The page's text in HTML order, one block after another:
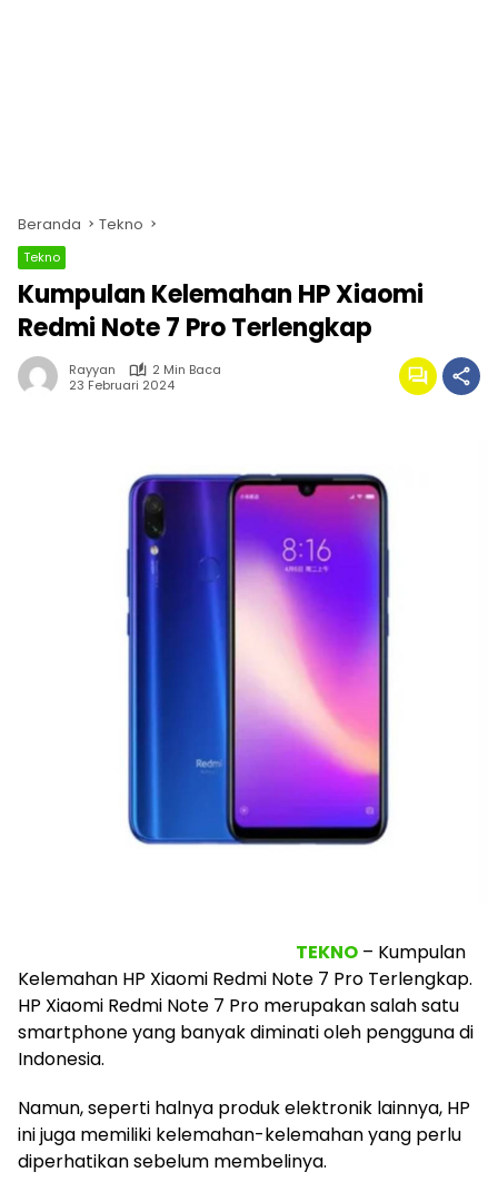
Beranda Tekno
Tekno
Kumpulan Kelemahan HP Xiaomi
Redmi Note 7 Pro Terlengkap
Rayyan
2 Min Baca
23 Februari 2024
TEKNO – Kumpulan
Kelemahan HP Xiaomi Redmi Note 7 Pro Terlengkap.
HP Xiaomi Redmi Note 7 Pro merupakan salah satu
smartphone yang banyak diminati oleh pengguna di
Indonesia.
Namun, seperti halnya produk elektronik lainnya, HP
ini juga memiliki kelemahan-kelemahan yang perlu
diperhatikan sebelum membelinya.